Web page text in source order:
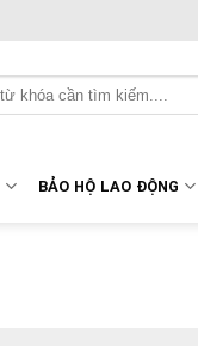
BẢO HỘ LAO ĐỘNG